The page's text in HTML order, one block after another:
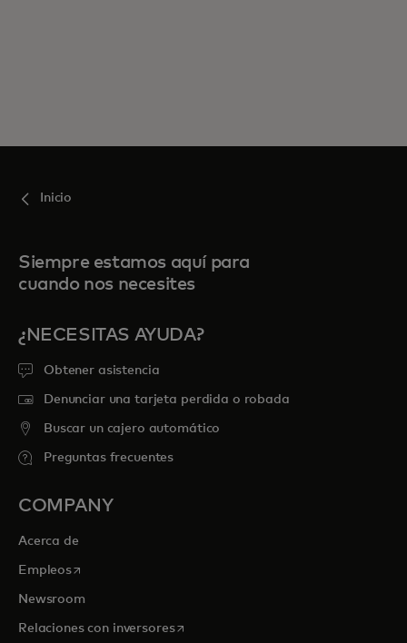
Inicio
Siempre estamos aquí para
cuando nos necesites
¿NECESITAS AYUDA?
Obtener asistencia
Denunciar una tarjeta perdida o robada
Buscar un cajero automático
Preguntas frecuentes
COMPANY
Acerca de
Empleosse abre en una pestaña nueva
Newsroom
Relaciones con inversoresse abre en una pestaña nueva